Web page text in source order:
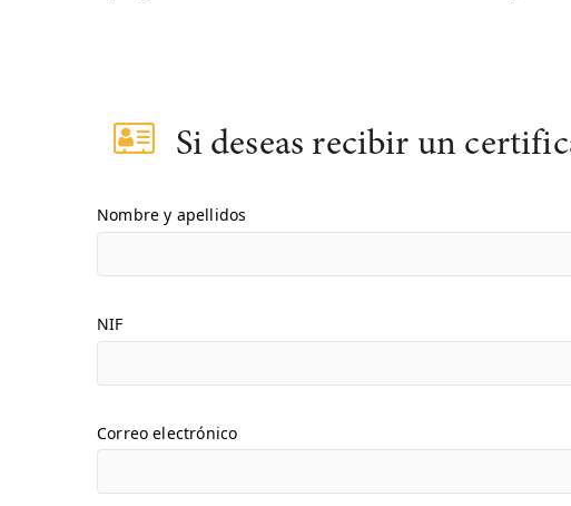
Si deseas recibir un
Nombre y apellidos
NIF
Correo electrónico